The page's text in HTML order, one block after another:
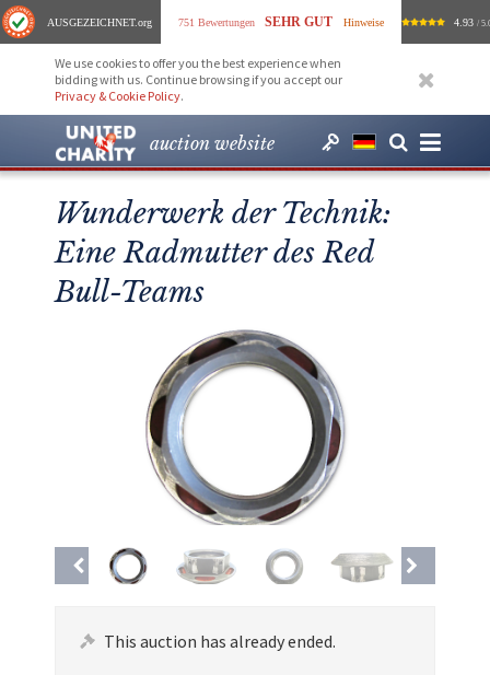
AUSGEZEICHNET.org 751 Bewertungen SEHR GUT Hinweise 4.93 /
We use cookies to offer you the best experience when
bidding with us. Continue browsing if you accept our
Privacy & Cookie Policy.
auction website
Wunderwerk der Technik:
Eine Radmutter des Red
Bull-Teams
This auction has already ended.